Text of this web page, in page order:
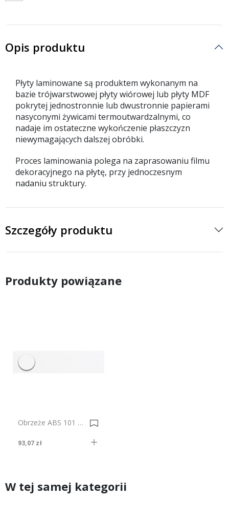
Opis produktu
Płyty laminowane są produktem wykonanym na
bazie trójwarstwowej płyty wiórowej lub płyty MDF
pokrytej jednostronnie lub dwustronnie papierami
nasyconymi żywicami termoutwardzalnymi, co
nadaje im ostateczne wykończenie płaszczyzn
niewymagających dalszej obróbki.
Proces laminowania polega na zaprasowaniu filmu
dekoracyjnego na płytę, przy jednoczesnym
nadaniu struktury.
Szczegóły produktu
Produkty powiązane
Obrzeże ABS 101 Se Biały Do Płyty SWISS KRONO 0002335-0004382
93,07 zł
W tej samej kategorii